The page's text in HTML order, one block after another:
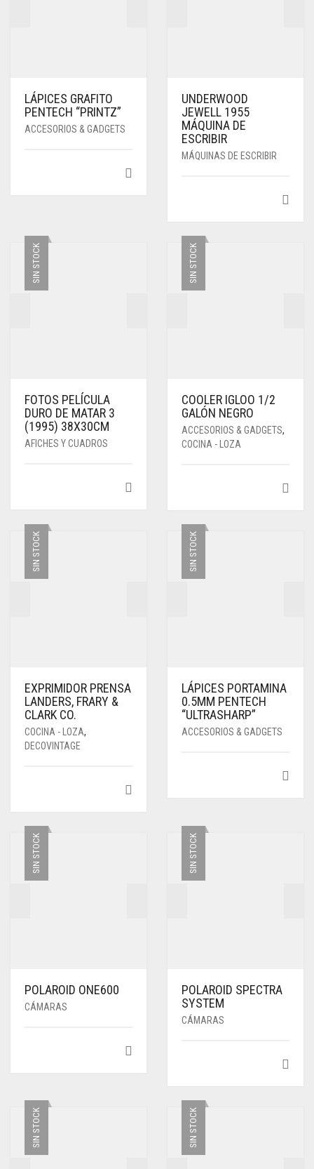
LÁPICES GRAFITO
PENTECH “PRINTZ”
ACCESORIOS & GADGETS
UNDERWOOD
JEWELL 1955
MÁQUINA DE
ESCRIBIR
MÁQUINAS DE ESCRIBIR
SIN STOCK
FOTOS PELÍCULA
DURO DE MATAR 3
(1995) 38X30CM
AFICHES Y CUADROS
SIN STOCK
COOLER IGLOO 1/2
GALÓN NEGRO
ACCESORIOS & GADGETS,
COCINA - LOZA
SIN STOCK
EXPRIMIDOR PRENSA
LANDERS, FRARY &
CLARK CO.
COCINA - LOZA,
DECOVINTAGE
SIN STOCK
LÁPICES PORTAMINA
0.5MM PENTECH
“ULTRASHARP”
ACCESORIOS & GADGETS
SIN STOCK
POLAROID ONE600
CÁMARAS
SIN STOCK
POLAROID SPECTRA
SYSTEM
CÁMARAS
SIN STOCK SIN STOCK